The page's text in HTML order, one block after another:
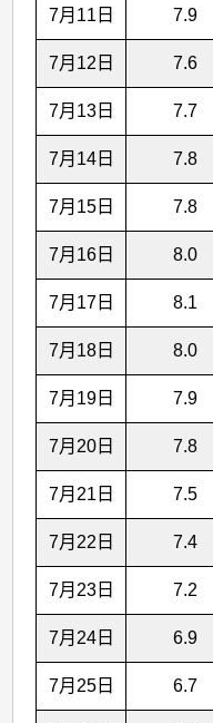
7月11日 7.9
7月12日 7.6
7月13日 7.7
7月14日 7.8
7月15日 7.8
7月16日 8.0
7月17日 8.1
7月18日 8.0
7月19日 7.9
7月20日 7.8
7月21日 7.5
7月22日 7.4
7月23日 7.2
7月24日 6.9
7月25日 6.7